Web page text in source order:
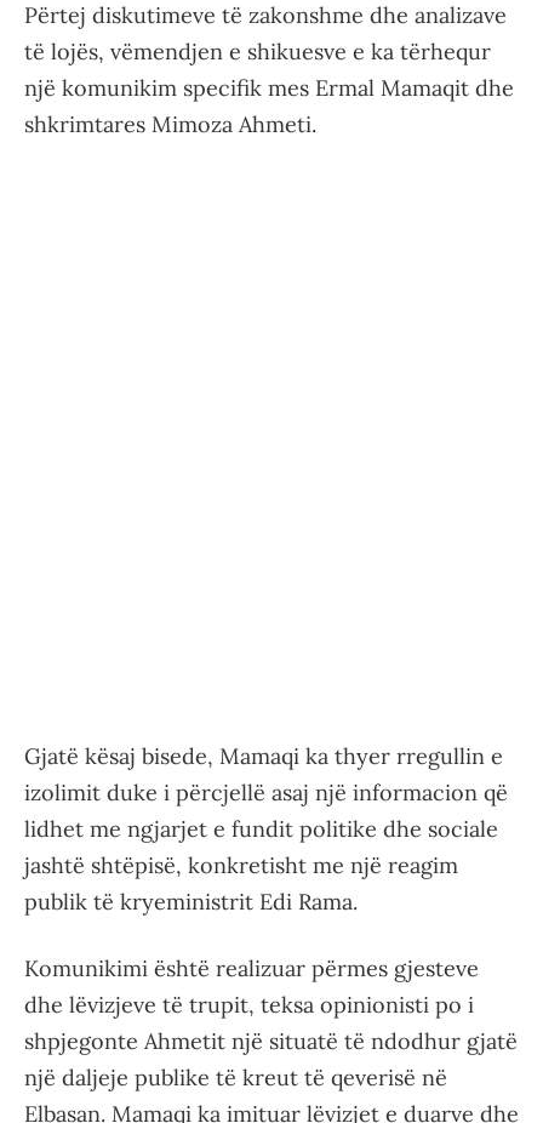
Përtej diskutimeve të zakonshme dhe analizave
të lojës, vëmendjen e shikuesve e ka tërhequr
një komunikim specifik mes Ermal Mamaqit dhe
shkrimtares Mimoza Ahmeti.
Gjatë kësaj bisede, Mamaqi ka thyer rregullin e
izolimit duke i përcjellë asaj një informacion që
lidhet me ngjarjet e fundit politike dhe sociale
jashtë shtëpisë, konkretisht me një reagim
publik të kryeministrit Edi Rama.
Komunikimi është realizuar përmes gjesteve
dhe lëvizjeve të trupit, teksa opinionisti po i
shpjegonte Ahmetit një situatë të ndodhur gjatë
një daljeje publike të kreut të qeverisë në
Elbasan. Mamaqi ka imituar lëvizjet e duarve dhe